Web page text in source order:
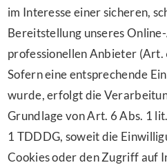
im Interesse einer sicheren,
Bereitstellung unseres
professionellen Anbieter (Art.
Sofern eine entsprechende
wurde, erfolgt die
Grundlage von Art. 6 Abs. 1
1 TDDDG, soweit die
Cookies oder den Zugriff auf